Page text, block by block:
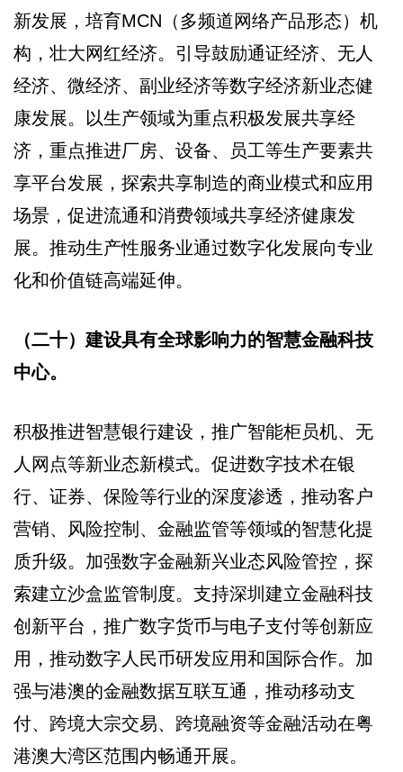
新发展，培育MCN（多频道网络产品形态）机
构，壮大网红经济。引导鼓励通证经济、无人
经济、微经济、副业经济等数字经济新业态健
康发展。以生产领域为重点积极发展共享经
济，重点推进厂房、设备、员工等生产要素共
享平台发展，探索共享制造的商业模式和应用
场景，促进流通和消费领域共享经济健康发
展。推动生产性服务业通过数字化发展向专业
化和价值链高端延伸。
（二十）建设具有全球影响力的智慧金融科技
中心。
积极推进智慧银行建设，推广智能柜员机、无
人网点等新业态新模式。促进数字技术在银
行、证券、保险等行业的深度渗透，推动客户
营销、风险控制、金融监管等领域的智慧化提
质升级。加强数字金融新兴业态风险管控，探
索建立沙盒监管制度。支持深圳建立金融科技
创新平台，推广数字货币与电子支付等创新应
用，推动数字人民币研发应用和国际合作。加
强与港澳的金融数据互联互通，推动移动支
付、跨境大宗交易、跨境融资等金融活动在粤
港澳大湾区范围内畅通开展。